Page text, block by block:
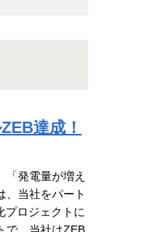
達成！
「発電量が増え
、当社をパート
プロジェクトに